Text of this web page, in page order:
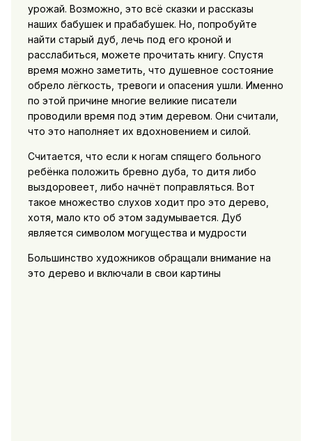
урожай. Возможно, это всё сказки и рассказы
наших бабушек и прабабушек. Но, попробуйте
найти старый дуб, лечь под его кроной и
расслабиться, можете прочитать книгу. Спустя
время можно заметить, что душевное состояние
обрело лёгкость, тревоги и опасения ушли. Именно
по этой причине многие великие писатели
проводили время под этим деревом. Они считали,
что это наполняет их вдохновением и силой.
Считается, что если к ногам спящего больного
ребёнка положить бревно дуба, то дитя либо
выздоровеет, либо начнёт поправляться. Вот
такое множество слухов ходит про это дерево,
хотя, мало кто об этом задумывается. Дуб
является символом могущества и мудрости
Большинство художников обращали внимание на
это дерево и включали в свои картины